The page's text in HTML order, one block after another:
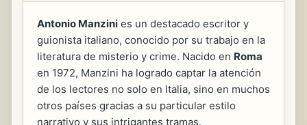
Antonio Manzini es un destacado escritor y
guionista italiano, conocido por su trabajo en la
literatura de misterio y crime. Nacido en Roma
en 1972, Manzini ha logrado captar la atención
de los lectores no solo en Italia, sino en muchos
otros países gracias a su particular estilo
narrativo y sus intrigantes tramas.